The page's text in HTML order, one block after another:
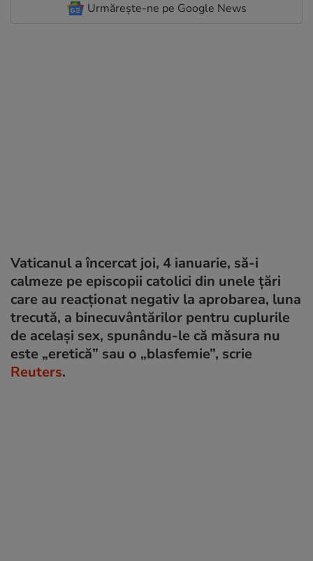
Urmărește-ne pe Google News
Vaticanul a încercat joi, 4 ianuarie, să-i
calmeze pe episcopii catolici din unele țări
care au reacționat negativ la aprobarea, luna
trecută, a binecuvântărilor pentru cuplurile
de același sex, spunându-le că măsura nu
este „eretică” sau o „blasfemie”, scrie
Reuters.